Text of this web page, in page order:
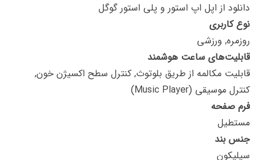
دانلود از اپل اپ استور و پلی استور گوگل
نوع کاربری
روزمره, ورزشی
قابلیت‌های ساعت هوشمند
قابلیت مکالمه از طریق بلوتوث, کنترل سطح اکسیژن خون,
کنترل موسیقی (Music Player)
فرم صفحه
مستطیل
جنس بند
سیلیکون